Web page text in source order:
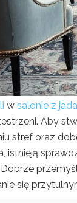
w salonie z
Aby
stref oraz
istnieją
się